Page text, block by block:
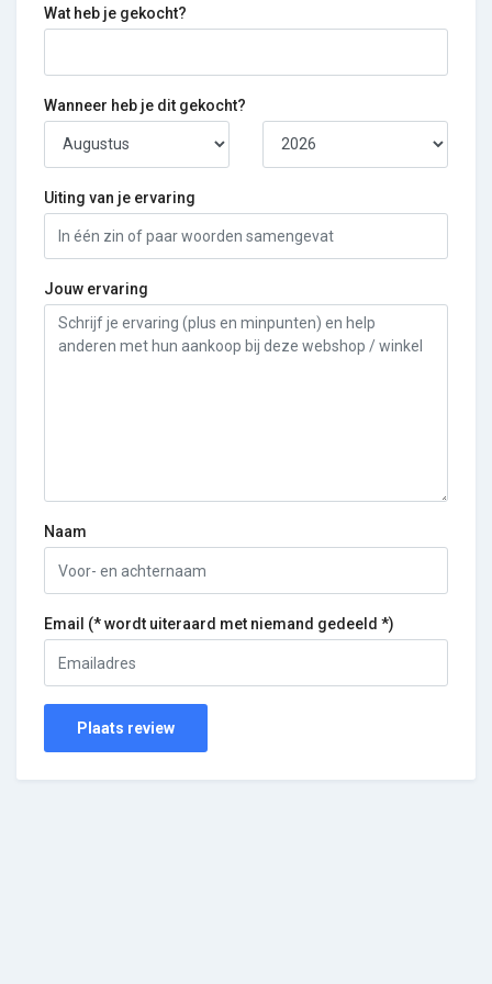
Wat heb je gekocht?
Wanneer heb je dit gekocht?
Uiting van je ervaring
Jouw ervaring
Naam
Email (* wordt uiteraard met niemand gedeeld *)
Plaats review